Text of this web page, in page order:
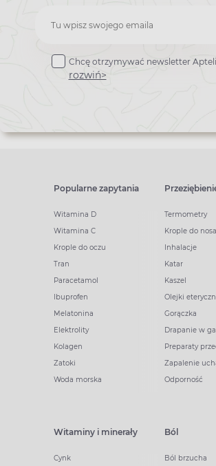
Zapisz
do
newslettera
Chcę otrzymywać newsletter
rozwiń>
Popularne zapytania
Witamina D
Witamina C
Krople do oczu
Tran
Paracetamol
Ibuprofen
Melatonina
Elektrolity
Kolagen
Zatoki
Woda morska
Termometry
Krople do nosa
Inhalacje
Katar
Kaszel
Olejki
Gorączka
Drapanie w
Preparaty
Zapalenie
Odporność
Witaminy i minerały
Cynk
Ból
Ból brzucha